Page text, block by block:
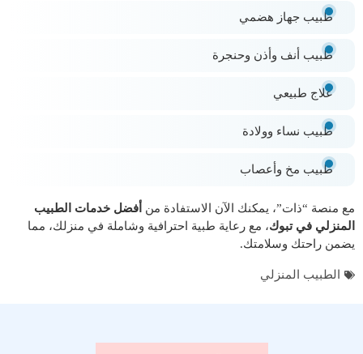
طبيب جهاز هضمي
طبيب أنف وأذن وحنجرة
علاج طبيعي
طبيب نساء وولادة
طبيب مخ وأعصاب
مع منصة “ذات”، يمكنك الآن الاستفادة من أفضل خدمات الطبيب
المنزلي في تبوك، مع رعاية طبية احترافية وشاملة في منزلك، مما
يضمن راحتك وسلامتك.
الطبيب المنزلي